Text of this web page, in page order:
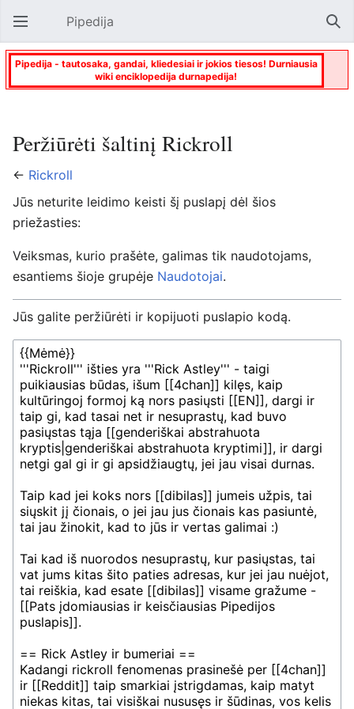
Atverti pagrindinį meniu Pipedija
Pipedija - tautosaka, gandai, kliedesiai ir jokios tiesos! Durniausia
wiki enciklopedija durnapedija!
Peržiūrėti šaltinį Rickroll
← Rickroll
Jūs neturite leidimo keisti šį puslapį dėl šios
priežasties:
Veiksmas, kurio prašėte, galimas tik naudotojams,
esantiems šioje grupėje Naudotojai.
Jūs galite peržiūrėti ir kopijuoti puslapio kodą.